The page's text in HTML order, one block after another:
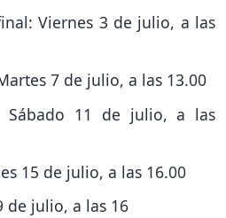
Viernes 3 de julio, a las
7 de julio, a las 13.00
Sábado 11 de julio, a las
15 de julio, a las 16.00
de julio, a las 16